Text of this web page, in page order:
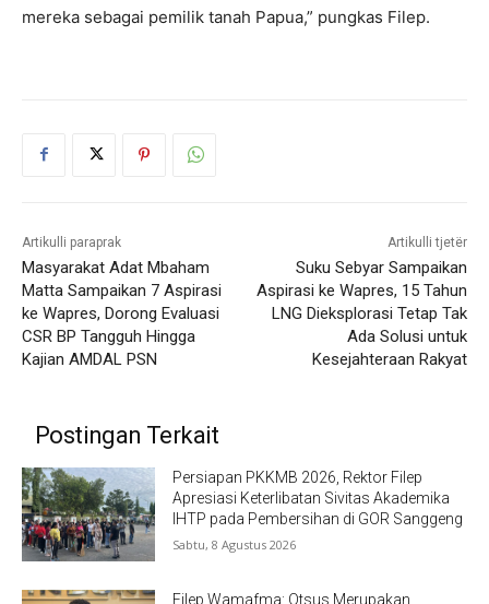
mereka sebagai pemilik tanah Papua,” pungkas Filep.
Artikulli paraprak
Masyarakat Adat Mbaham
Matta Sampaikan 7 Aspirasi
ke Wapres, Dorong Evaluasi
CSR BP Tangguh Hingga
Kajian AMDAL PSN
Artikulli tjetër
Suku Sebyar Sampaikan
Aspirasi ke Wapres, 15 Tahun
LNG Dieksplorasi Tetap Tak
Ada Solusi untuk
Kesejahteraan Rakyat
Postingan Terkait
Persiapan PKKMB 2026, Rektor Filep
Apresiasi Keterlibatan Sivitas Akademika
IHTP pada Pembersihan di GOR Sanggeng
Sabtu, 8 Agustus 2026
Filep Wamafma: Otsus Merupakan